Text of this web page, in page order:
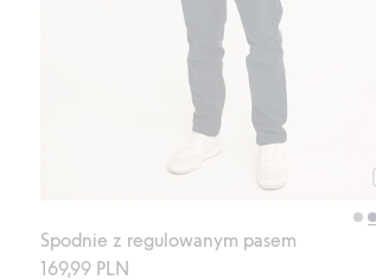
Spodnie z regulowanym pasem
169,99 PLN